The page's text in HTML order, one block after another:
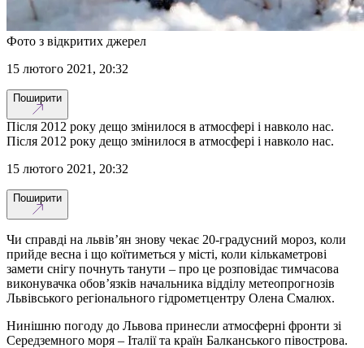
Фото з відкритих джерел
15 лютого 2021, 20:32
Поширити
Після 2012 року дещо змінилося в атмосфері і навколо нас.
Після 2012 року дещо змінилося в атмосфері і навколо нас.
15 лютого 2021, 20:32
Поширити
Чи справді на львів’ян знову чекає 20-градусний мороз, коли
прийде весна і що коїтиметься у місті, коли кількаметрові
замети снігу почнуть танути – про це розповідає тимчасова
виконувачка обов’язків начальника відділу метеопрогнозів
Львівського регіонального гідрометцентру Олена Смалюх.
Нинішню погоду до Львова принесли атмосферні фронти зі
Середземного моря – Італії та країн Балканського півострова.